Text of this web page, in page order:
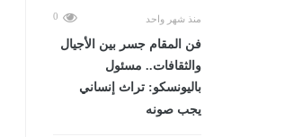
منذ شهر واحد 0
فن المقام جسر بين الأجيال
والثقافات.. مسئول
باليونسكو: تراث إنساني
يجب صونه